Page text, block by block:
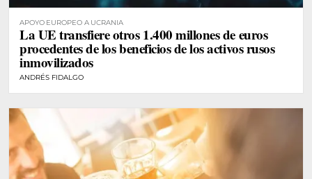
APOYO EUROPEO A UCRANIA
La UE transfiere otros 1.400 millones de euros
procedentes de los beneficios de los activos rusos
inmovilizados
ANDRÉS FIDALGO